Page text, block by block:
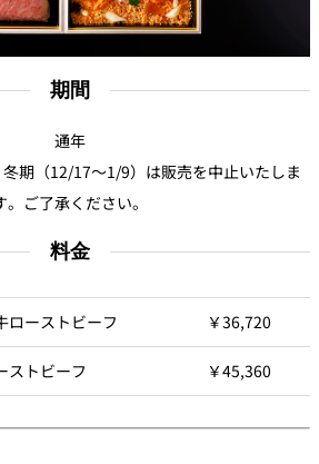
期間
通年
期（12/17～1/9）は販売を中止いたしま
。ご了承ください。
料金
ローストビーフ ￥36,720
ストビーフ ￥45,360